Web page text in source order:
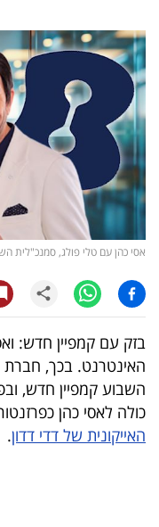
מדדים
ומחקרים
דעות
רכילות
עסקית
קריפטו
ויראלי
טלוויזיה
עסקי
ספורט
קריירה
ולימודים
אסי כהן עם טלי פולג, סמנכ"לית
בזק עם קמפיין חדש:
האינטרנט. בכך,
השבוע קמפיין חדש,
כולה לאסי כהן
האייקונית של דדי דדון.